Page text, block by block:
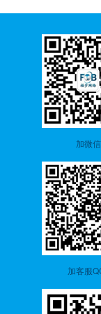
加微信
加客服